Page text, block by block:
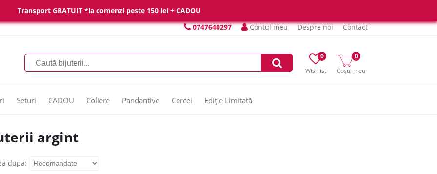
Transport GRATUIT *la comenzi peste 150 lei + CADOU
0747640297
Contul meu Despre noi Contact
Wishlist
0
Coșul meu
0
Seturi CADOU Coliere Pandantive Cercei Ediție Limitată
argint
dupa: